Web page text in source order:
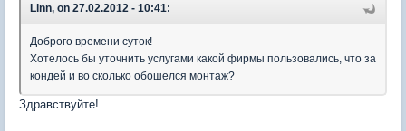
Linn, on 27.02.2012 - 10:41:
Доброго времени суток!
Хотелось бы уточнить услугами какой фирмы пользовались, что за
кондей и во сколько обошелся монтаж?
Здравствуйте!